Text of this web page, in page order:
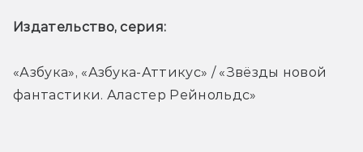
Издательство, серия:
«Азбука», «Азбука-Аттикус» / «Звёзды новой
фантастики. Аластер Рейнольдс»